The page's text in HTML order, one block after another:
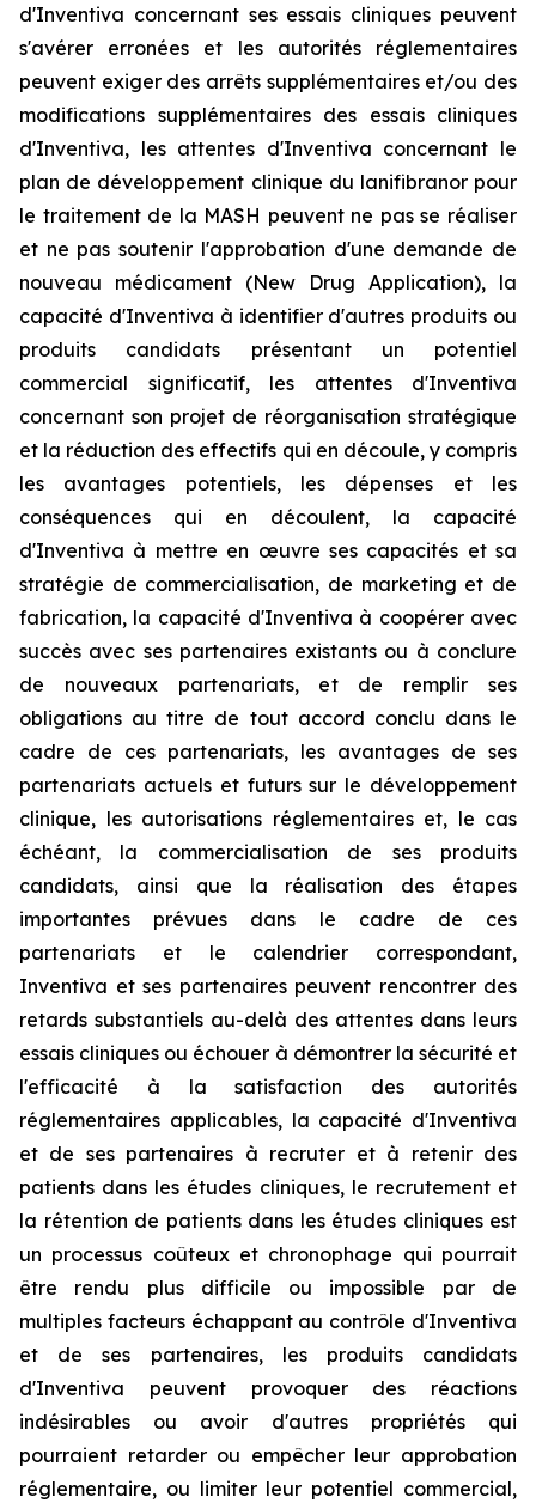
d'Inventiva concernant ses essais cliniques peuvent
s'avérer erronées et les autorités réglementaires
peuvent exiger des arrêts supplémentaires et/ou des
modifications supplémentaires des essais cliniques
d'Inventiva, les attentes d'Inventiva concernant le
plan de développement clinique du lanifibranor pour
le traitement de la MASH peuvent ne pas se réaliser
et ne pas soutenir l'approbation d'une demande de
nouveau médicament (New Drug Application), la
capacité d'Inventiva à identifier d'autres produits ou
produits candidats présentant un potentiel
commercial significatif, les attentes d'Inventiva
concernant son projet de réorganisation stratégique
et la réduction des effectifs qui en découle, y compris
les avantages potentiels, les dépenses et les
conséquences qui en découlent, la capacité
d'Inventiva à mettre en œuvre ses capacités et sa
stratégie de commercialisation, de marketing et de
fabrication, la capacité d'Inventiva à coopérer avec
succès avec ses partenaires existants ou à conclure
de nouveaux partenariats, et de remplir ses
obligations au titre de tout accord conclu dans le
cadre de ces partenariats, les avantages de ses
partenariats actuels et futurs sur le développement
clinique, les autorisations réglementaires et, le cas
échéant, la commercialisation de ses produits
candidats, ainsi que la réalisation des étapes
importantes prévues dans le cadre de ces
partenariats et le calendrier correspondant,
Inventiva et ses partenaires peuvent rencontrer des
retards substantiels au-delà des attentes dans leurs
essais cliniques ou échouer à démontrer la sécurité et
l'efficacité à la satisfaction des autorités
réglementaires applicables, la capacité d'Inventiva
et de ses partenaires à recruter et à retenir des
patients dans les études cliniques, le recrutement et
la rétention de patients dans les études cliniques est
un processus coûteux et chronophage qui pourrait
être rendu plus difficile ou impossible par de
multiples facteurs échappant au contrôle d'Inventiva
et de ses partenaires, les produits candidats
d'Inventiva peuvent provoquer des réactions
indésirables ou avoir d'autres propriétés qui
pourraient retarder ou empêcher leur approbation
réglementaire, ou limiter leur potentiel commercial,